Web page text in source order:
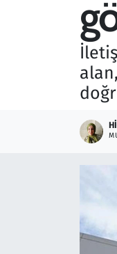
Savunma
Seçim 2023
Televizyon